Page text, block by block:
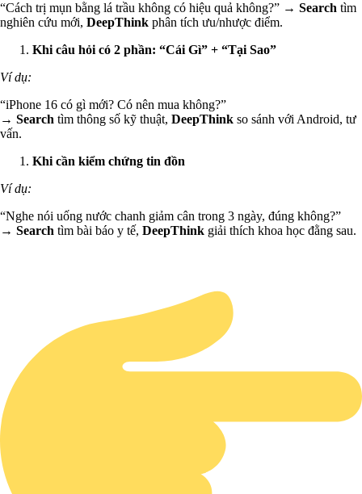
“Cách trị mụn bằng lá trầu không có hiệu quả không?” → Search tìm
nghiên cứu mới, DeepThink phân tích ưu/nhược điểm.
Khi câu hỏi có 2 phần: “Cái Gì” + “Tại Sao”
Ví dụ:
“iPhone 16 có gì mới? Có nên mua không?”
→ Search tìm thông số kỹ thuật, DeepThink so sánh với Android, tư
vấn.
Khi cần kiểm chứng tin đồn
Ví dụ:
“Nghe nói uống nước chanh giảm cân trong 3 ngày, đúng không?”
→ Search tìm bài báo y tế, DeepThink giải thích khoa học đằng sau.